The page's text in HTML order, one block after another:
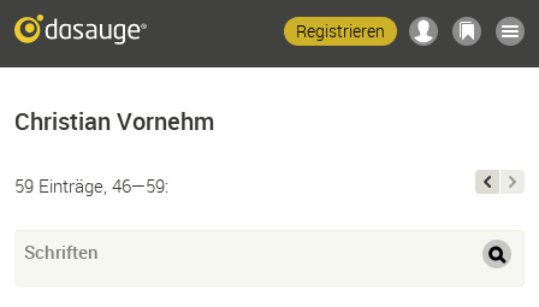
Registrieren
Christian Vornehm
59 Einträge, 46—59:
Schriften